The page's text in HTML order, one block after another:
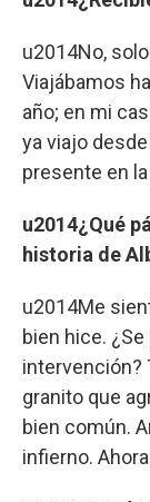
u2014No,
Viajábamos
año; en mi
ya viajo
presente en
u2014¿Qué
historia de
u2014Me
bien hice.
intervención?
granito que
bien común.
infierno.